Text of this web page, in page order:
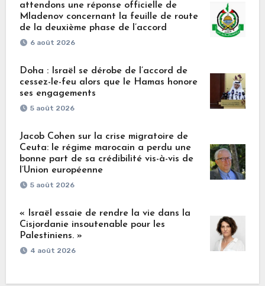
attendons une réponse officielle de
Mladenov concernant la feuille de route
de la deuxième phase de l’accord
6 août 2026
Doha : Israël se dérobe de l’accord de
cessez-le-feu alors que le Hamas honore
ses engagements
5 août 2026
Jacob Cohen sur la crise migratoire de
Ceuta: le régime marocain a perdu une
bonne part de sa crédibilité vis-à-vis de
l’Union européenne
5 août 2026
« Israël essaie de rendre la vie dans la
Cisjordanie insoutenable pour les
Palestiniens. »
4 août 2026